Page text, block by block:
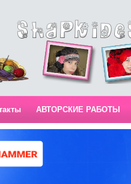
АВТОРСКИЕ РАБОТЫ